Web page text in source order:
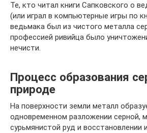
Те, кто читал книги Сапковского о
(или играл в компьютерные игры по
ведьмака был из чистого металла
профессией ривийца было
нечисти.
Процесс образования
природе
На поверхности земли металл
одновременном разложении серной,
сурьмянистой руд и восстановлении